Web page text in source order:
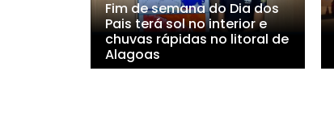
Fim de semana do Dia dos
Pais terá sol no interior e
chuvas rápidas no litoral de
Alagoas